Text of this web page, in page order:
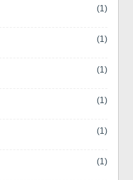
(1)
(1)
(1)
(1)
(1)
(1)